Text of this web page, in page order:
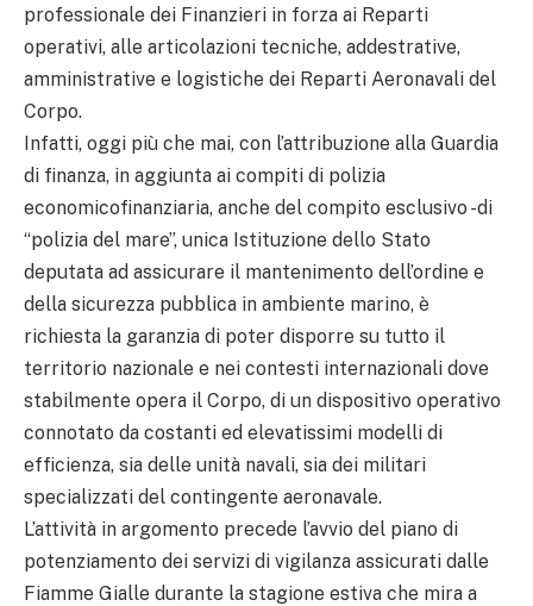
professionale dei Finanzieri in forza ai Reparti
operativi, alle articolazioni tecniche, addestrative,
amministrative e logistiche dei Reparti Aeronavali del
Corpo.
Infatti, oggi più che mai, con l’attribuzione alla Guardia
di finanza, in aggiunta ai compiti di polizia
economicofinanziaria, anche del compito esclusivo -di
“polizia del mare”, unica Istituzione dello Stato
deputata ad assicurare il mantenimento dell’ordine e
della sicurezza pubblica in ambiente marino, è
richiesta la garanzia di poter disporre su tutto il
territorio nazionale e nei contesti internazionali dove
stabilmente opera il Corpo, di un dispositivo operativo
connotato da costanti ed elevatissimi modelli di
efficienza, sia delle unità navali, sia dei militari
specializzati del contingente aeronavale.
L’attività in argomento precede l’avvio del piano di
potenziamento dei servizi di vigilanza assicurati dalle
Fiamme Gialle durante la stagione estiva che mira a